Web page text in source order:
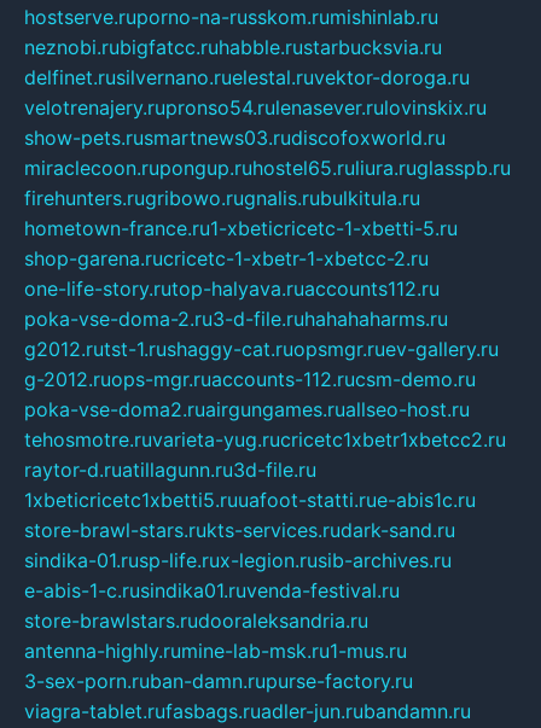
hostserve.ruporno-na-russkom.rumishinlab.ru
neznobi.rubigfatcc.ruhabble.rustarbucksvia.ru
delfinet.rusilvernano.ruelestal.ruvektor-doroga.ru
velotrenajery.rupronso54.rulenasever.rulovinskix.ru
show-pets.rusmartnews03.rudiscofoxworld.ru
miraclecoon.rupongup.ruhostel65.ruliura.ruglasspb.ru
firehunters.rugribowo.rugnalis.rubulkitula.ru
hometown-france.ru1-xbeticricetc-1-xbetti-5.ru
shop-garena.rucricetc-1-xbetr-1-xbetcc-2.ru
one-life-story.rutop-halyava.ruaccounts112.ru
poka-vse-doma-2.ru3-d-file.ruhahahaharms.ru
g2012.rutst-1.rushaggy-cat.ruopsmgr.ruev-gallery.ru
g-2012.ruops-mgr.ruaccounts-112.rucsm-demo.ru
poka-vse-doma2.ruairgungames.ruallseo-host.ru
tehosmotre.ruvarieta-yug.rucricetc1xbetr1xbetcc2.ru
raytor-d.ruatillagunn.ru3d-file.ru
1xbeticricetc1xbetti5.ruuafoot-statti.rue-abis1c.ru
store-brawl-stars.rukts-services.rudark-sand.ru
sindika-01.rusp-life.rux-legion.rusib-archives.ru
e-abis-1-c.rusindika01.ruvenda-festival.ru
store-brawlstars.rudooraleksandria.ru
antenna-highly.rumine-lab-msk.ru1-mus.ru
3-sex-porn.ruban-damn.rupurse-factory.ru
viagra-tablet.rufasbags.ruadler-jun.rubandamn.ru